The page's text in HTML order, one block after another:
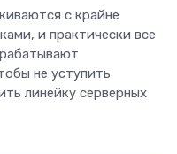
с крайне
и практически все
не уступить
линейку серверных